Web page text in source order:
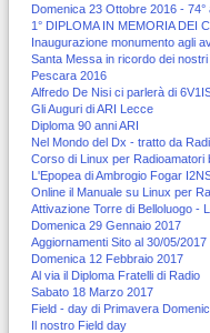
Domenica 23 Ottobre 2016 -
1° DIPLOMA IN MEMORIA DEI
Inaugurazione monumento agli
Santa Messa in ricordo dei
Pescara 2016
Alfredo De Nisi ci parlerà di
Gli Auguri di ARI Lecce
Diploma 90 anni ARI
Nel Mondo del Dx - tratto da
Corso di Linux per Radioamatori
L'Epopea di Ambrogio Fogar
Online il Manuale su Linux per
Attivazione Torre di Belloluogo -
Domenica 29 Gennaio 2017
Aggiornamenti Sito al 30/05/2017
Domenica 12 Febbraio 2017
Al via il Diploma Fratelli di Radio
Sabato 18 Marzo 2017
Field - day di Primavera
Il nostro Field day